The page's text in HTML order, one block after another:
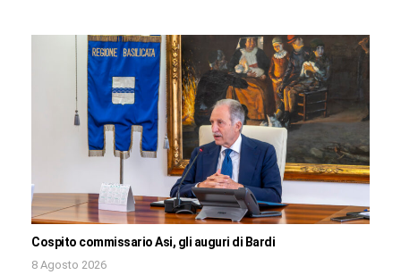
Cospito commissario Asi, gli auguri di Bardi
8 Agosto 2026